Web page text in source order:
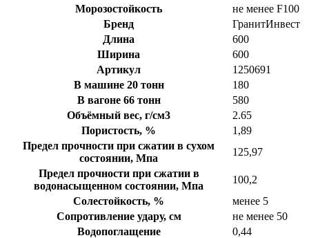
Морозостойкость
не менее F100
Бренд
ГранитИнвест
Длина
600
Ширина
600
Артикул
1250691
В машине 20 тонн
180
В вагоне 66 тонн
580
Объёмный вес, г/см3
2.65
Пористость, %
1,89
Предел прочности при сжатии в сухом
состоянии, Мпа
125,97
Предел прочности при сжатии в
водонасыщенном состоянии, Мпа
100,2
Солестойкость, %
менее 5
Сопротивление удару, см
не менее 50
Водопоглащение
0,44